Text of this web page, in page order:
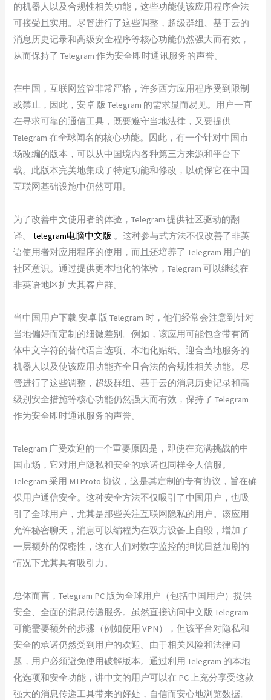
的机器人以及合规性相关功能，这些功能使该应用程序合法
可接受且实用。尽管进行了这些调整，超级群组、基于云的
消息历史记录和高级安全程序等核心功能仍然强大而有效，
从而保持了 Telegram 作为安全即时通讯服务的声誉。
在中国，互联网监管非常严格，许多西方应用程序受到限制
或禁止，因此，安卓 版 Telegram 的需求显而易见。用户一直
在寻求可靠的通信工具，既要遵守当地法律，又要提供
Telegram 在全球闻名的核心功能。因此，有一个针对中国市
场改编的版本，可以从中国境内各种第三方来源和平台下
载。此版本完美地集成了特定功能和修改，以确保它在中国
互联网基础设施中仍然可用。
为了改善中文使用者的体验，Telegram 提供社区驱动的翻
译。telegram电脑中文版 。这种参与式方法不仅改善了非英
语使用者对应用程序的使用，而且还培养了 Telegram 用户的
社区意识。通过提供更本地化的体验，Telegram 可以继续在
非英语地区扩大其客户群。
当中国用户下载 安卓 版 Telegram 时，他们经常会注意到针对
当地偏好而定制的细微差别。例如，该应用可能包含带有简
体中文字符的替代语言选项、本地化贴纸、迎合当地服务的
机器人以及使该应用功能齐全且合法的合规性相关功能。尽
管进行了这些调整，超级群组、基于云的消息历史记录和高
级别安全措施等核心功能仍然强大而有效，保持了 Telegram
作为安全即时通讯服务的声誉。
Telegram 广受欢迎的一个重要原因是，即使在充满挑战的中
国市场，它对用户隐私和安全的承诺也同样令人信服。
Telegram 采用 MTProto 协议，这是其定制的专有协议，旨在确
保用户通信安全。这种安全方法不仅吸引了中国用户，也吸
引了全球用户，尤其是那些关注互联网隐私的用户。该应用
允许秘密聊天，消息可以编程为在双方设备上自毁，增加了
一层额外的保密性，这在人们对数字监控的担忧日益加剧的
情况下尤其具有吸引力。
总体而言，Telegram PC 版为全球用户（包括中国用户）提供
安全、全面的消息传递服务。虽然直接访问中文版 Telegram
可能需要额外的步骤（例如使用 VPN），但该平台对隐私和
安全的承诺仍然受到用户的欢迎。由于相关风险和法律问
题，用户必须避免使用破解版本。通过利用 Telegram 的本地
化选项和安全功能，讲中文的用户可以在 PC 上充分享受这款
强大的消息传递工具带来的好处，自信而安心地浏览数据。